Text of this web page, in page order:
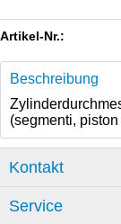
Artikel-Nr.:
Beschreibung
(segmenti, piston
Kontakt
Service